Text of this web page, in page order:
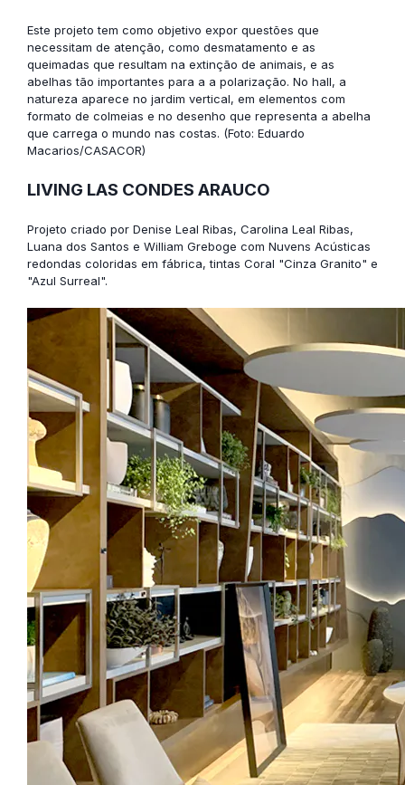
Este projeto tem como objetivo expor questões que
necessitam de atenção, como desmatamento e as
queimadas que resultam na extinção de animais, e as
abelhas tão importantes para a a polarização. No hall, a
natureza aparece no jardim vertical, em elementos com
formato de colmeias e no desenho que representa a abelha
que carrega o mundo nas costas. (Foto: Eduardo
Macarios/CASACOR)
LIVING LAS CONDES ARAUCO
Projeto criado por Denise Leal Ribas, Carolina Leal Ribas,
Luana dos Santos e William Greboge com Nuvens Acústicas
redondas coloridas em fábrica, tintas Coral "Cinza Granito" e
"Azul Surreal".